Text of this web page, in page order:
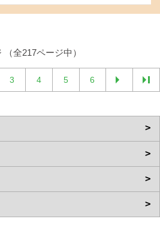
（全217ページ中）
3 4 5 6